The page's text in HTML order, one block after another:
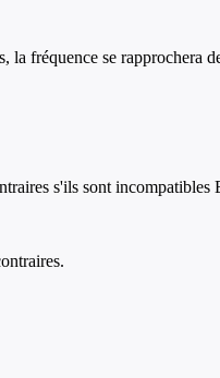
la fréquence se rapprochera
s'ils sont